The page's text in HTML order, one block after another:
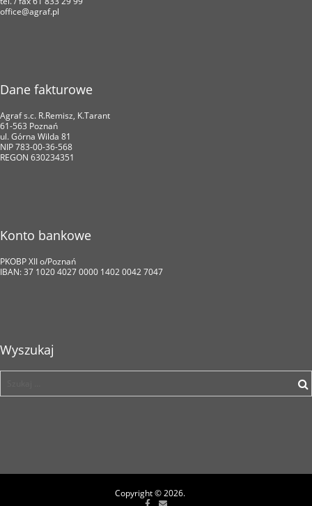
office@agraf.pl
Dane fakturowe
Agraf s.c. R.Remisz, K.Tarant
61-563 Poznań
ul. Górna Wilda 81
NIP 783-00-36-568
REGON 630234351
Konto bankowe
PKOBP XII o/Poznań
IBAN: 37 1020 4027 0000 1402 0042 7047
Wyszukaj
Copyright © 2026.